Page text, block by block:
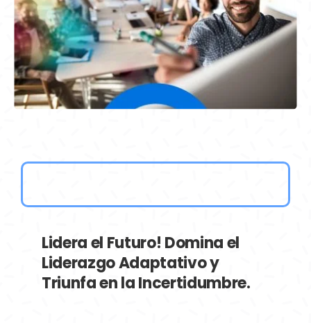
Lidera el Futuro! Domina el
Liderazgo Adaptativo y
Triunfa en la Incertidumbre.